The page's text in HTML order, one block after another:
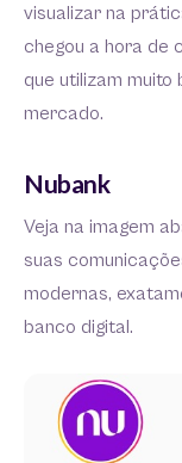
visualizar na
chegou a hora de
que utilizam
mercado.
Nubank
Veja na imagem
suas
modernas,
banco digital.